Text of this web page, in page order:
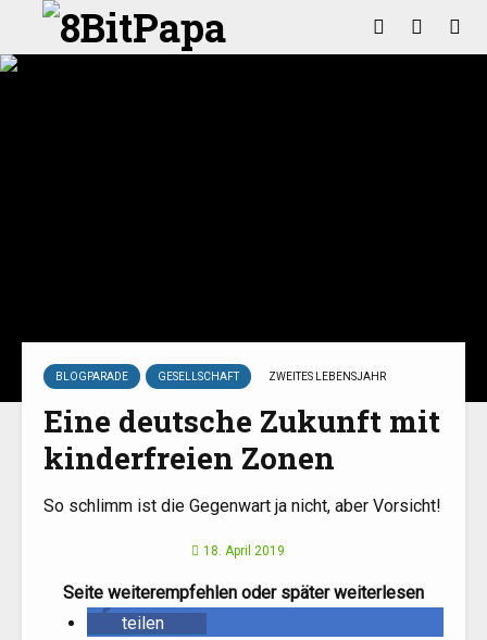
BLOGPARADE GESELLSCHAFT ZWEITES LEBENSJAHR
Eine deutsche Zukunft mit
kinderfreien Zonen
So schlimm ist die Gegenwart ja nicht, aber Vorsicht!
18. April 2019
Sei­te wei­ter­emp­feh­len oder spä­ter weiterlesen
tei­len